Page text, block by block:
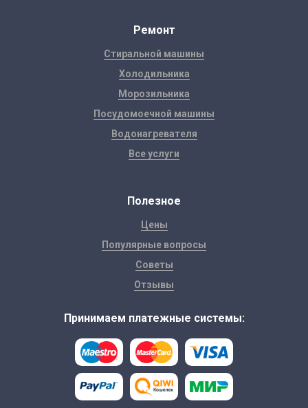
Ремонт
Стиральной машины
Холодильника
Морозильника
Посудомоечной машины
Водонагревателя
Все услуги
Полезное
Цены
Популярные вопросы
Советы
Отзывы
Принимаем платежные системы: